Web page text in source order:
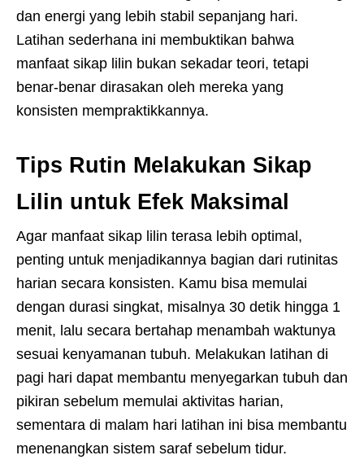
dan energi yang lebih stabil sepanjang hari.
Latihan sederhana ini membuktikan bahwa
manfaat sikap lilin bukan sekadar teori, tetapi
benar-benar dirasakan oleh mereka yang
konsisten mempraktikkannya.
Tips Rutin Melakukan Sikap
Lilin untuk Efek Maksimal
Agar manfaat sikap lilin terasa lebih optimal,
penting untuk menjadikannya bagian dari rutinitas
harian secara konsisten. Kamu bisa memulai
dengan durasi singkat, misalnya 30 detik hingga 1
menit, lalu secara bertahap menambah waktunya
sesuai kenyamanan tubuh. Melakukan latihan di
pagi hari dapat membantu menyegarkan tubuh dan
pikiran sebelum memulai aktivitas harian,
sementara di malam hari latihan ini bisa membantu
menenangkan sistem saraf sebelum tidur.